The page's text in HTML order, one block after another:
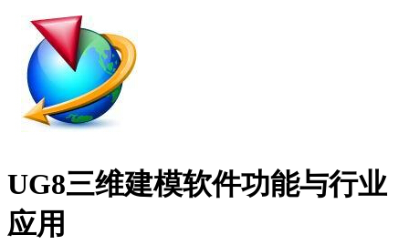
UG8三维建模软件功能与行业
应用